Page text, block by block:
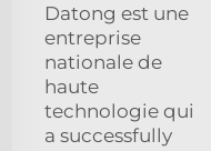
Datong est une
entreprise
nationale de
haute
technologie qui
a successfully